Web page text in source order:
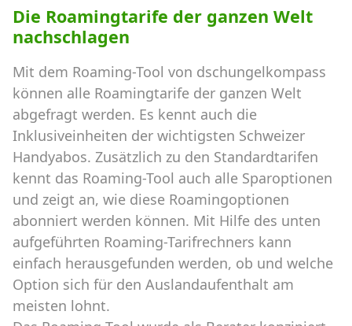
Die Roamingtarife der ganzen Welt
nachschlagen
Mit dem Roaming-Tool von dschungelkompass
können alle Roamingtarife der ganzen Welt
abgefragt werden. Es kennt auch die
Inklusiveinheiten der wichtigsten Schweizer
Handyabos. Zusätzlich zu den Standardtarifen
kennt das Roaming-Tool auch alle Sparoptionen
und zeigt an, wie diese Roamingoptionen
abonniert werden können. Mit Hilfe des unten
aufgeführten Roaming-Tarifrechners kann
einfach herausgefunden werden, ob und welche
Option sich für den Auslandaufenthalt am
meisten lohnt.